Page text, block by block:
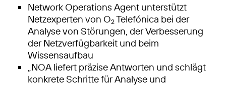
Network Operations Agent unterstützt
Netzexperten von O2Telefónica bei der
Analyse von Störungen, der Verbesserung
der Netzverfügbarkeit und beim
Wissensaufbau
„NOA liefert präzise Antworten und schlägt
konkrete Schritte für Analyse und